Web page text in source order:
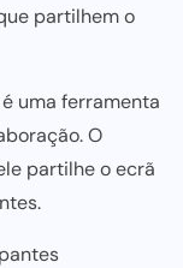
partilhem o
uma ferramenta
O
partilhe o ecrã